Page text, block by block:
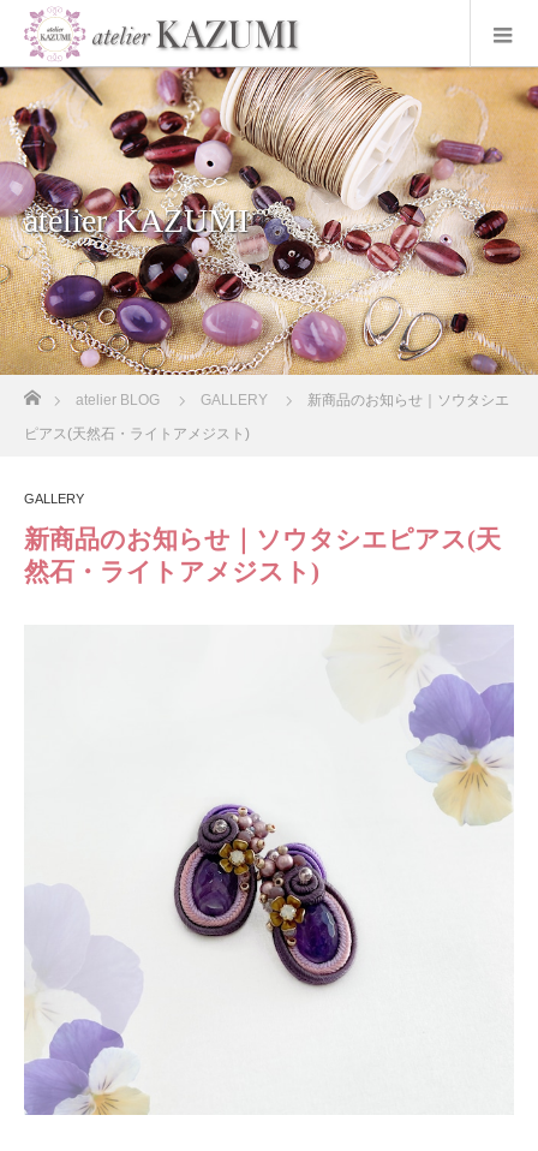
atelier KAZUMI
atelier BLOG GALLERY
新商品のお知らせ｜ソウタシエ
ピアス(天然石・ライトアメジスト)
GALLERY
新商品のお知らせ｜ソウタシエピアス(天
然石・ライトアメジスト)